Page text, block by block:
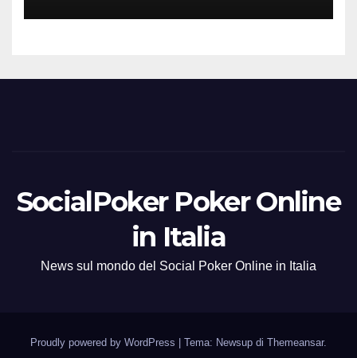
SocialPoker Poker Online
in Italia
News sul mondo del Social Poker Online in Italia
Proudly powered by WordPress Tema: Newsup di Themeansar.